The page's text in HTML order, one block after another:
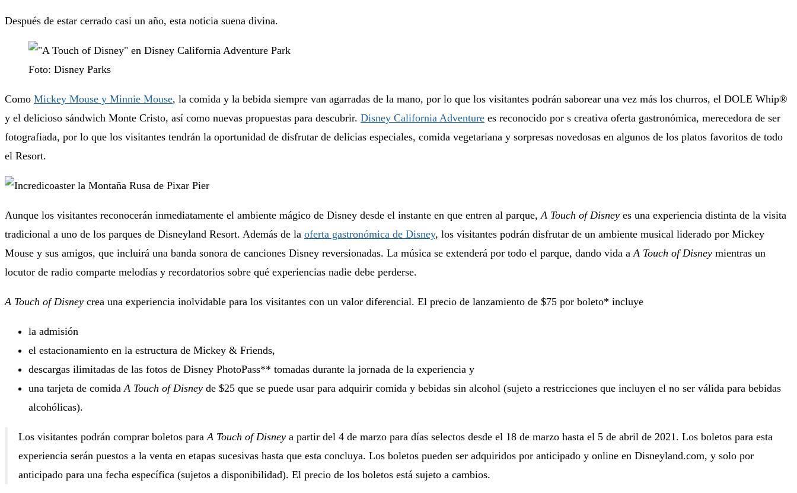
Después de estar cerrado casi un año, esta noticia suena divina.
Foto: Disney Parks
Como Mickey Mouse y Minnie Mouse, la comida y la bebida siempre van agarradas de la mano, por lo que los visitantes podrán saborear una vez más los churros, el DOLE Whip®
y el delicioso sándwich Monte Cristo, así como nuevas propuestas para descubrir. Disney California Adventure es reconocido por s creativa oferta gastronómica, merecedora de ser
fotografiada, por lo que los visitantes tendrán la oportunidad de disfrutar de delicias especiales, comida vegetariana y sorpresas novedosas en algunos de los platos favoritos de todo
el Resort.
Aunque los visitantes reconocerán inmediatamente el ambiente mágico de Disney desde el instante en que entren al parque, A Touch of Disney es una experiencia distinta de la visita
tradicional a uno de los parques de Disneyland Resort. Además de la oferta gastronómica de Disney, los visitantes podrán disfrutar de un ambiente musical liderado por Mickey
Mouse y sus amigos, que incluirá una banda sonora de canciones Disney reversionadas. La música se extenderá por todo el parque, dando vida a A Touch of Disney mientras un
locutor de radio comparte melodías y recordatorios sobre qué experiencias nadie debe perderse.
A Touch of Disney crea una experiencia inolvidable para los visitantes con un valor diferencial. El precio de lanzamiento de $75 por boleto* incluye
la admisión
el estacionamiento en la estructura de Mickey & Friends,
descargas ilimitadas de las fotos de Disney PhotoPass** tomadas durante la jornada de la experiencia y
una tarjeta de comida A Touch of Disney de $25 que se puede usar para adquirir comida y bebidas sin alcohol (sujeto a restricciones que incluyen el no ser válida para bebidas
alcohólicas).
Los visitantes podrán comprar boletos para A Touch of Disney a partir del 4 de marzo para días selectos desde el 18 de marzo hasta el 5 de abril de 2021. Los boletos para esta
experiencia serán puestos a la venta en etapas sucesivas hasta que esta concluya. Los boletos pueden ser adquiridos por anticipado y online en Disneyland.com, y solo por
anticipado para una fecha específica (sujetos a disponibilidad). El precio de los boletos está sujeto a cambios.